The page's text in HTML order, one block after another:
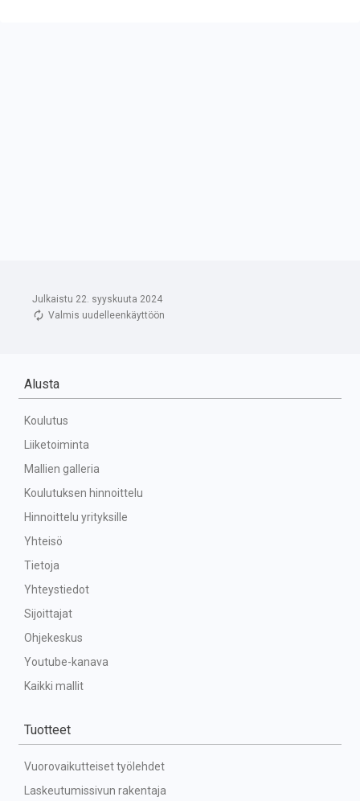
Julkaistu 22. syyskuuta 2024
Valmis uudelleenkäyttöön
Alusta
Koulutus
Liiketoiminta
Mallien galleria
Koulutuksen hinnoittelu
Hinnoittelu yrityksille
Yhteisö
Tietoja
Yhteystiedot
Sijoittajat
Ohjekeskus
Youtube-kanava
Kaikki mallit
Tuotteet
Vuorovaikutteiset työlehdet
Laskeutumissivun rakentaja